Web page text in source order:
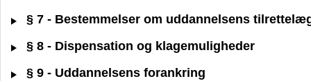
§ 7 - Bestemmelser om uddannelsens
§ 8 - Dispensation og klagemuligheder
§ 9 - Uddannelsens forankring